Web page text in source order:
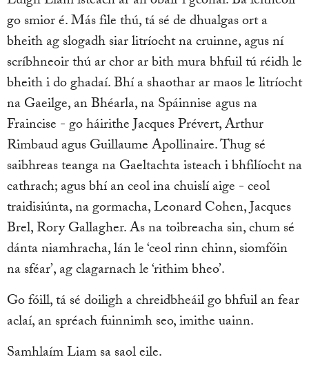
go smior é. Más file thú, tá sé de dhualgas ort a
bheith ag slogadh siar litríocht na cruinne, agus ní
scríbhneoir thú ar chor ar bith mura bhfuil tú réidh le
bheith i do ghadaí. Bhí a shaothar ar maos le litríocht
na Gaeilge, an Bhéarla, na Spáinnise agus na
Fraincise - go háirithe Jacques Prévert, Arthur
Rimbaud agus Guillaume Apollinaire. Thug sé
saibhreas teanga na Gaeltachta isteach i bhfilíocht na
cathrach; agus bhí an ceol ina chuislí aige - ceol
traidisiúnta, na gormacha, Leonard Cohen, Jacques
Brel, Rory Gallagher. As na toibreacha sin, chum sé
dánta niamhracha, lán le ‘ceol rinn chinn, siomfóin
na sféar’, ag clagarnach le ‘rithim bheo’.
Go fóill, tá sé doiligh a chreidbheáil go bhfuil an fear
aclaí, an spréach fuinnimh seo, imithe uainn.
Samhlaím Liam sa saol eile.